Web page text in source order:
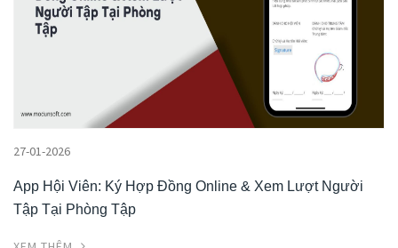
27-01-2026
App Hội Viên: Ký Hợp Đồng Online & Xem Lượt Người
Tập Tại Phòng Tập